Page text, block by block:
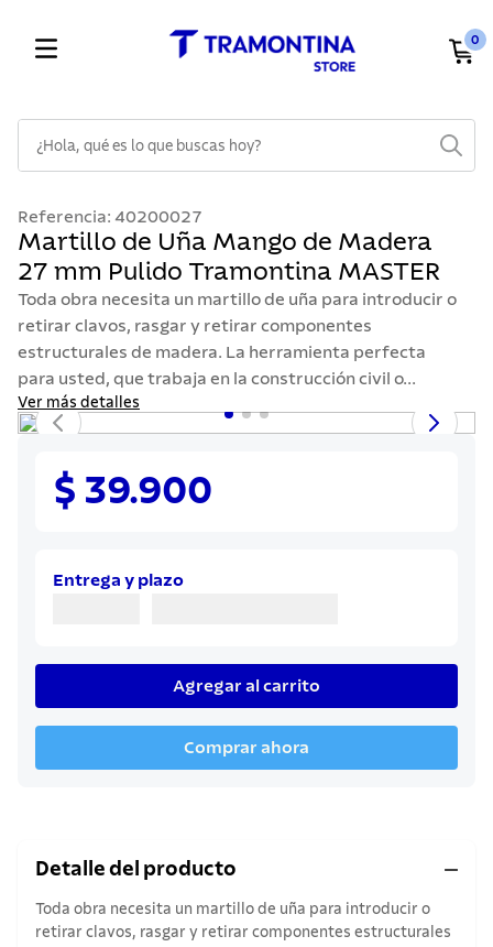
0
Referencia: 40200027
Martillo de Uña Mango de Madera
27 mm Pulido Tramontina MASTER
Toda obra necesita un martillo de uña para introducir o
retirar clavos, rasgar y retirar componentes
estructurales de madera. La herramienta perfecta
para usted, que trabaja en la construcción civil o...
Ver más detalles
$ 39.900
Entrega y plazo
Agregar al carrito
Comprar ahora
Detalle del producto
Toda obra necesita un martillo de uña para introducir o
retirar clavos, rasgar y retirar componentes estructurales
1 .
cuchillos
2
cubiertos
3.
sarten
4.
lavaplatos
5.
acero inoxidable
ollas
sartenes
10. olla